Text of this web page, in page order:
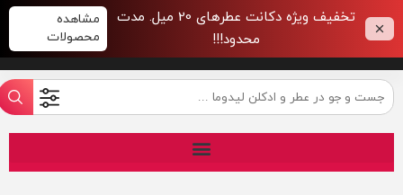
تخفیف ویژه دکانت عطرهای 20 میل. مدت
محدود!!!
مشاهده
محصولات